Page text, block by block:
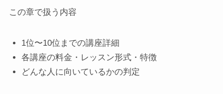
この章で扱う内容
1位〜10位までの講座詳細
各講座の料金・レッスン形式・特徴
どんな人に向いているかの判定